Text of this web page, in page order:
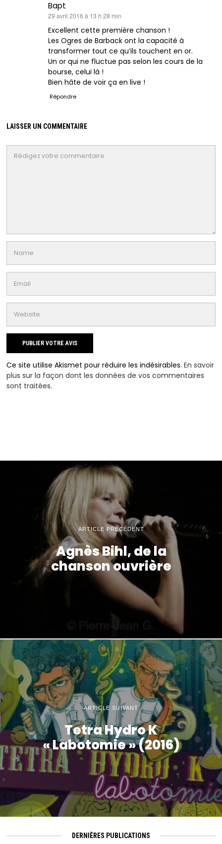
Bapt
29 avril 2016 à 13 h 28 min
Excellent cette première chanson !
Les Ogres de Barback ont la capacité à
transformer tout ce qu’ils touchent en or.
Un or qui ne fluctue pas selon les cours de la
bourse, celui là !
Bien hâte de voir ça en live !
Répondre
LAISSER UN COMMENTAIRE
Ce site utilise Akismet pour réduire les indésirables.En savoir
plus sur la façon dont les données de vos commentaires
sont traitées.
ARTICLE PRÉCÉDENT
Agnès Bihl, de la
chanson ouvrière
ARTICLE SUIVANT
Tetra Hydro K
« Labotomie » (2016)
DERNIÈRES PUBLICATIONS